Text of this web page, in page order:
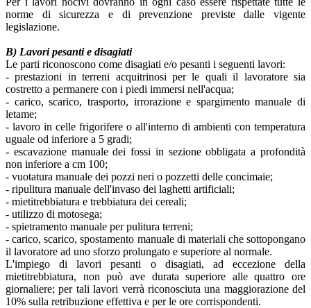
norme di sicurezza e di prevenzione previste dalle vigente
legislazione.
B) Lavori pesanti e disagiati
Le parti riconoscono come disagiati e/o pesanti i seguenti lavori:
- prestazioni in terreni acquitrinosi per le quali il lavoratore sia
costretto a permanere con i piedi immersi nell'acqua;
- carico, scarico, trasporto, irrorazione e spargimento manuale di
letame;
- lavoro in celle frigorifere o all'interno di ambienti con temperatura
uguale od inferiore a 5 gradi;
- escavazione manuale dei fossi in sezione obbligata a profondità
non inferiore a cm 100;
- vuotatura manuale dei pozzi neri o pozzetti delle concimaie;
- ripulitura manuale dell'invaso dei laghetti artificiali;
- mietitrebbiatura e trebbiatura dei cereali;
- utilizzo di motosega;
- spietramento manuale per pulitura terreni;
- carico, scarico, spostamento manuale di materiali che sottopongano
il lavoratore ad uno sforzo prolungato e superiore al normale.
L'impiego di lavori pesanti o disagiati, ad eccezione della
mietitrebbiatura, non può ave durata superiore alle quattro ore
giornaliere; per tali lavori verrà riconosciuta una maggiorazione del
10% sulla retribuzione effettiva e per le ore corrispondenti.